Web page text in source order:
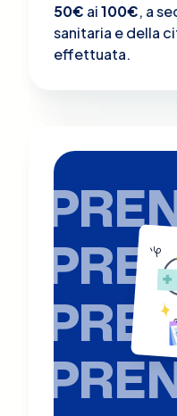
50€ ai100€, a
sanitaria e della
effettuata.